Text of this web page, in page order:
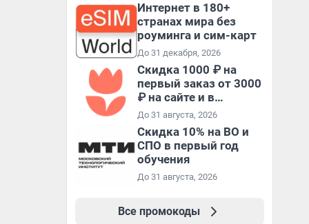
Интернет в 180+
странах мира без
роуминга и сим-карт
До 31 декабря, 2026
Скидка 1000 ₽ на
первый заказ от 3000
₽ на сайте и в
приложении
До 31 августа, 2026
Скидка 10% на ВО и
СПО в первый год
обучения
До 31 августа, 2026
Все промокоды